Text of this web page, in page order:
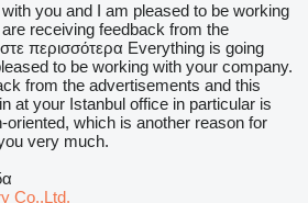
you and I am pleased to be working
receiving feedback from the
περισσότερα Everything is going
to be working with your company.
from the advertisements and this
at your Istanbul office in particular is
oriented, which is another reason for
very much.
Co.,Ltd.